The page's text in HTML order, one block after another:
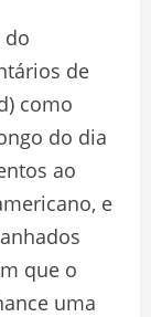
do
de
como
do dia
ao
e
que o
uma